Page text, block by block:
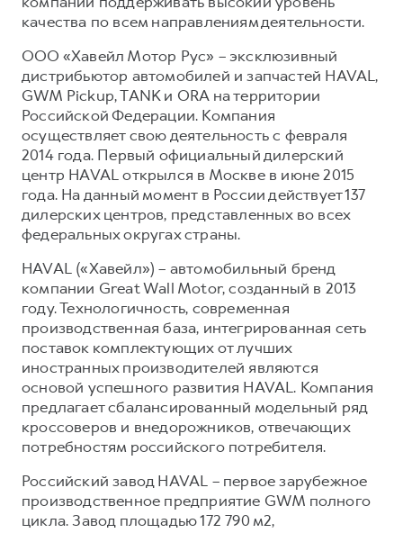
качества по всем направлениям деятельности.
ООО «Хавейл Мотор Рус» – эксклюзивный
дистрибьютор автомобилей и запчастей HAVAL,
GWM Pickup, TANK и ORA на территории
Российской Федерации. Компания
осуществляет свою деятельность с февраля
2014 года. Первый официальный дилерский
центр HAVAL открылся в Москве в июне 2015
года. На данный момент в России действует 137
дилерских центров, представленных во всех
федеральных округах страны.
HAVAL («Хавейл») – автомобильный бренд
компании Great Wall Motor, созданный в 2013
году. Технологичность, современная
производственная база, интегрированная сеть
поставок комплектующих от лучших
иностранных производителей являются
основой успешного развития HAVAL. Компания
предлагает сбалансированный модельный ряд
кроссоверов и внедорожников, отвечающих
потребностям российского потребителя.
Российский завод HAVAL – первое зарубежное
производственное предприятие GWM полного
цикла. Завод площадью 172 790 м2,